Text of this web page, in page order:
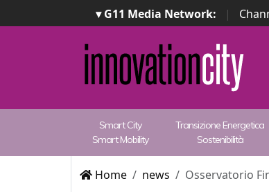
▾ G11 Media Network: |
Smart City
Smart Mobility
Transizione Energetica
Sostenibilità
Home news Osservatorio